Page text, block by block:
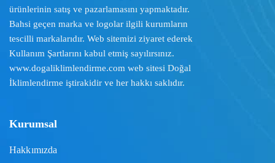
ürünlerinin satış ve pazarlamasını yapmaktadır.
Bahsi geçen marka ve logolar ilgili kurumların
tescilli markalarıdır. Web sitemizi ziyaret ederek
Kullanım Şartlarını kabul etmiş sayılırsınız.
www.dogaliklimlendirme.com web sitesi Doğal
İklimlendirme iştirakidir ve her hakkı saklıdır.
Kurumsal
Hakkımızda